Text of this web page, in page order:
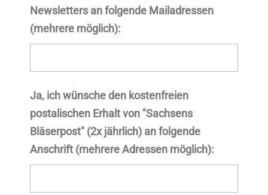
Newsletters an folgende Mailadressen
(mehrere möglich):
Ja, ich wünsche den kostenfreien
postalischen Erhalt von "Sachsens
Bläserpost" (2x jährlich) an folgende
Anschrift (mehrere Adressen möglich):